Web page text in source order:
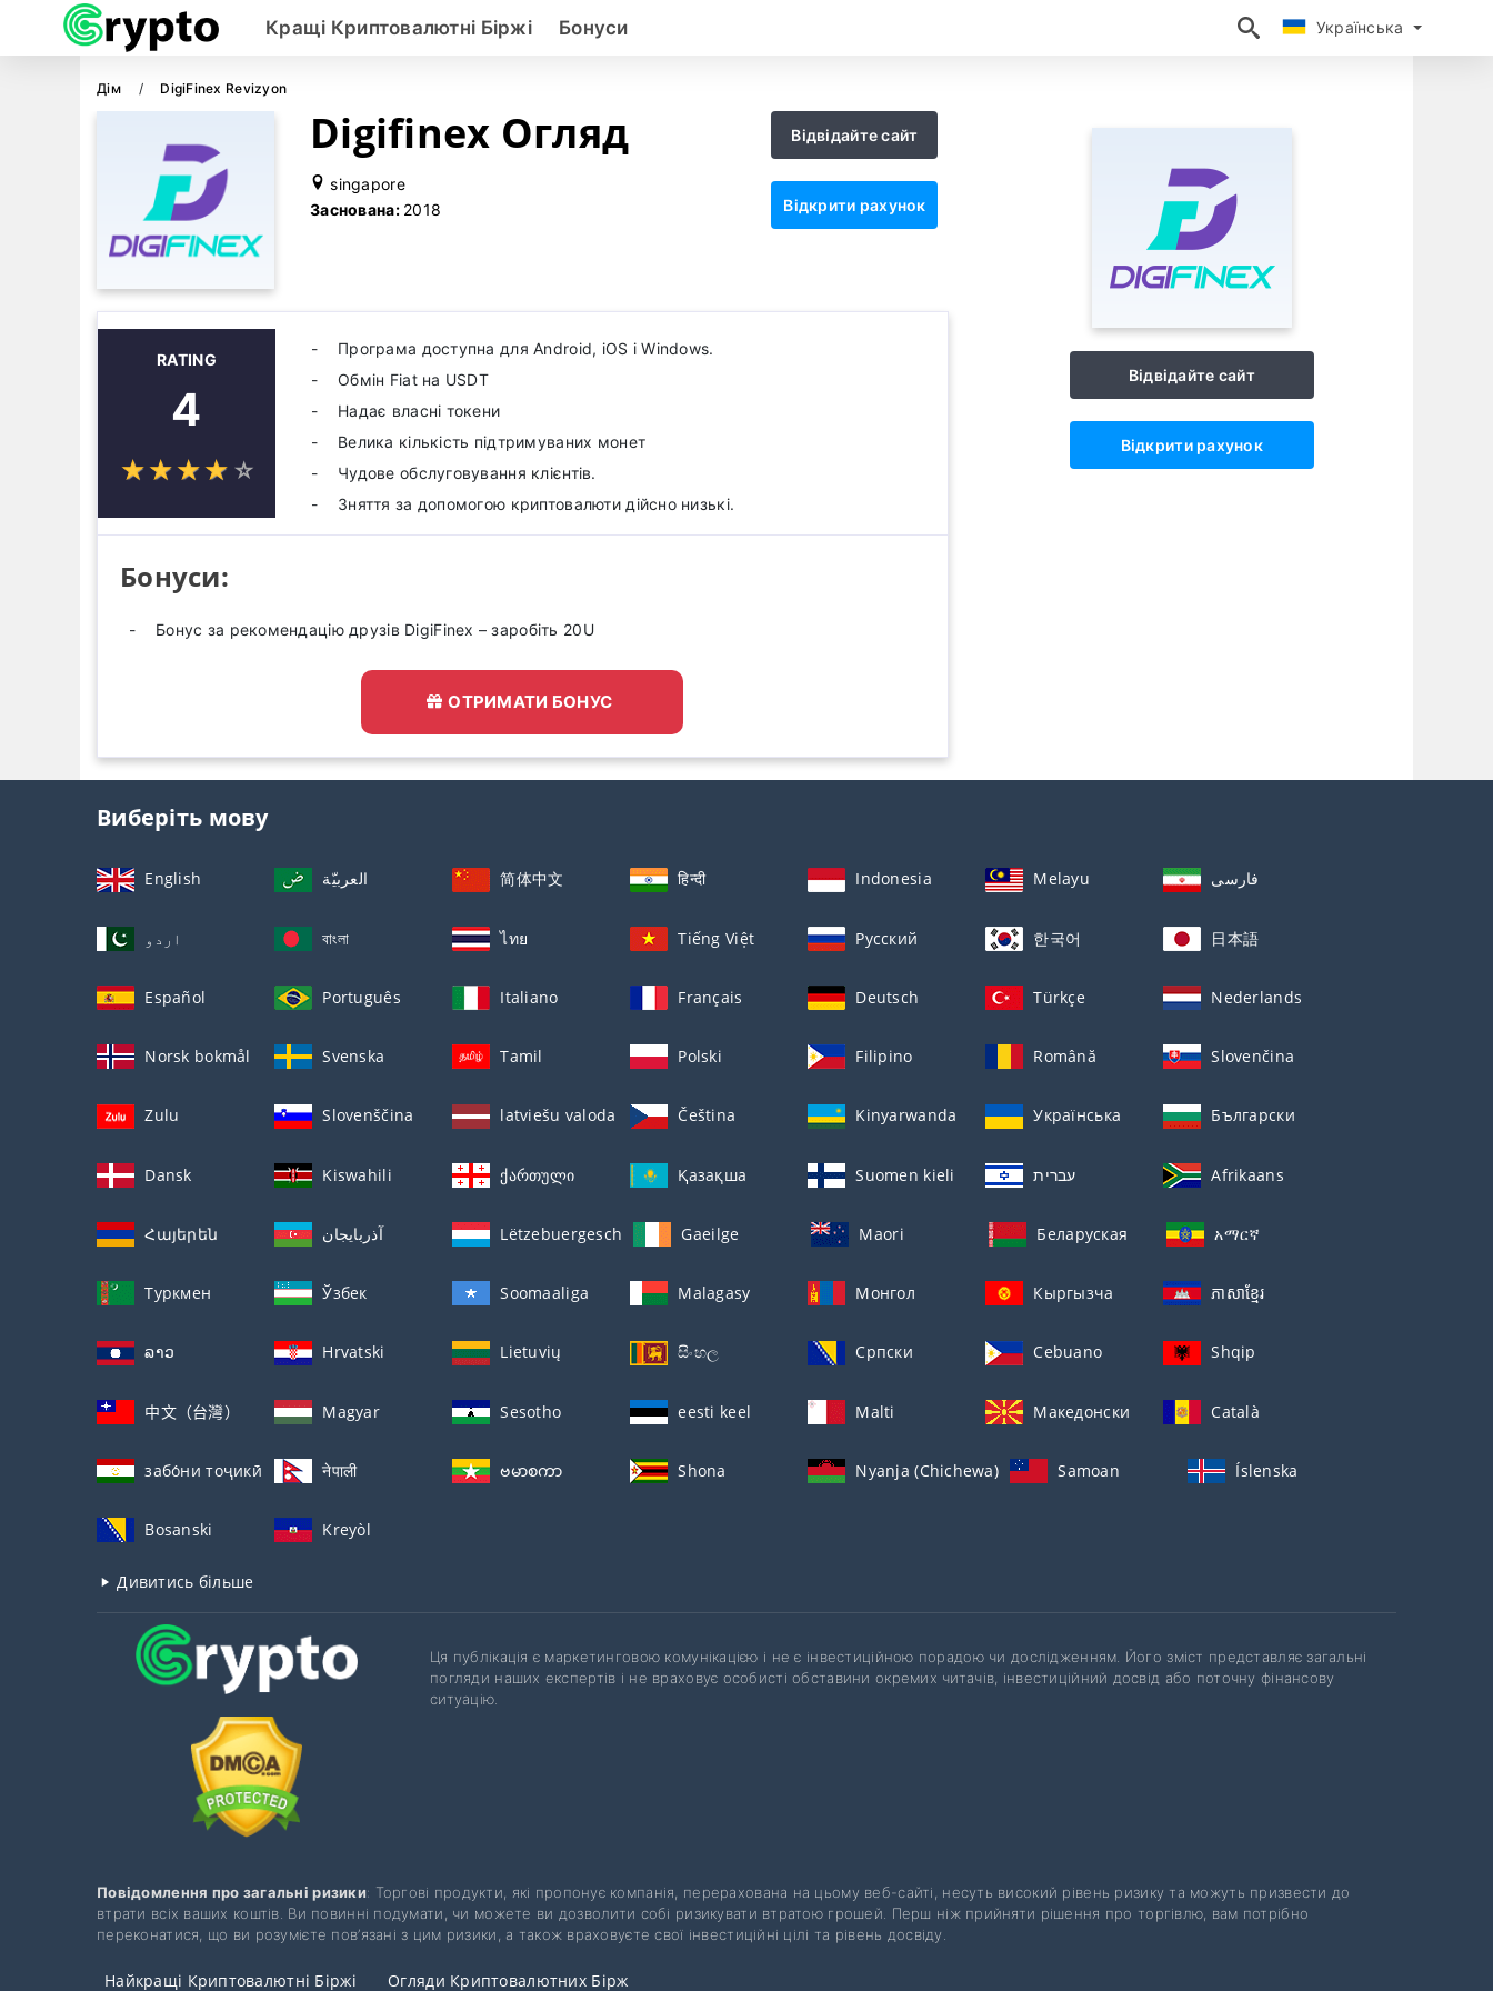
Українська
Кращі Криптовалютні Біржі Бонуси Українська
Дім DigiFinex Revizyon
Digifinex Огляд
singapore
Заснована: 2018
Відвідайте сайт
Відкрити рахунок
RATING
4
☆☆☆☆ ☆
★★★★ ★
Програма доступна для Android, iOS і Windows.
Обмін Fiat на USDT
Надає власні токени
Велика кількість підтримуваних монет
Чудове обслуговування клієнтів.
Зняття за допомогою криптовалюти дійсно низькі.
Бонуси:
Бонус за рекомендацію друзів DigiFinex – заробіть 20U
ОТРИМАТИ БОНУС
Відвідайте сайт
Відкрити рахунок
Виберіть мову
English العربيّة 简体中文 हिन्दी Indonesia Melayu فارسی
اردو বাংলা ไทย Tiếng Việt Русский 한국어 日本語
Español Português Italiano Français Deutsch Türkçe Nederlands
Norsk bokmål Svenska Tamil Polski Filipino Română Slovenčina
Zulu Slovenščina latviešu valoda Čeština Kinyarwanda Українська Български
Dansk Kiswahili ქართული Қазақша Suomen kieli עברית Afrikaans
Հայերեն آذربايجان Lëtzebuergesch Gaeilge Maori Беларуская አማርኛ
Туркмен Ўзбек Soomaaliga Malagasy Монгол Кыргызча ភាសាខ្មែរ
ລາວ Hrvatski Lietuvių සිංහල Српски Cebuano Shqip
中文（台灣） Magyar Sesotho eesti keel Malti Македонски Català
забо́ни тоҷикӣ́ नेपाली ဗမာစကာ Shona Nyanja (Chichewa) Samoan Íslenska
Bosanski Kreyòl
Дивитись більше
Ця публікація є маркетинговою комунікацією і не є інвестиційною порадою чи дослідженням. Його зміст представляє загальні
погляди наших експертів і не враховує особисті обставини окремих читачів, інвестиційний досвід або поточну фінансову
ситуацію.
Повідомлення про загальні ризики: Торгові продукти, які пропонує компанія, перерахована на цьому веб-сайті, несуть високий рівень ризику та можуть призвести до
втрати всіх ваших коштів. Ви повинні подумати, чи можете ви дозволити собі ризикувати втратою грошей. Перш ніж прийняти рішення про торгівлю, вам потрібно
переконатися, що ви розумієте пов’язані з цим ризики, а також враховуєте свої інвестиційні цілі та рівень досвіду.
Найкращі Криптовалютні Біржі Огляди Криптовалютних Бірж